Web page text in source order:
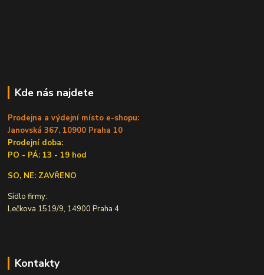
Kde nás najdete
Prodejna a výdejní místo e-shopu:
Janovská 367, 10900 Praha 10
Prodejní doba:
PO - PÁ: 13 - 19 hod
SO, NE: ZAVŘENO
Sídlo firmy:
Lečkova 1519/9, 14900 Praha 4
Kontakty